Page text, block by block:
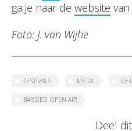
ga je naar de website
Foto: J. van Wijhe
FESTIVALS METAL
BAROEG OPEN AIR
Deel